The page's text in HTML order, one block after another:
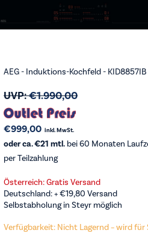
AEG - Induktions-Kochfeld - KID8857IB
UVP:€1.990,00
€999,00 inkl. MwSt.
oder ca. €21 mtl. bei 60 Monaten
per Teilzahlung
Österreich: Gratis Versand
Deutschland: +€19,80 Versand
Selbstabholung in Steyr möglich
Verfügbarkeit: Nicht Lagernd – wird für